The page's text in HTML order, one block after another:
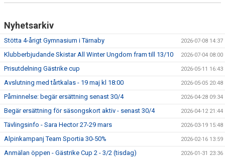
Nyhetsarkiv
Stötta 4-årigt Gymnasium i Tärnaby 2026-07-08 14:37
Klubberbjudande Skistar All Winter Ungdom fram till 13/10 2026-07-04 08:00
Prisutdelning Gästrike cup 2026-05-11 16:43
Avslutning med tårtkalas - 19 maj kl 18:00 2026-05-05 20:48
Påminnelse: begär ersättning senast 30/4 2026-04-28 09:34
Begär ersättning för säsongskort aktiv - senast 30/4 2026-04-12 21:44
Tävlingsinfo - Sara Hector 27-29 mars 2026-03-19 15:48
Alpinkampanj Team Sportia 30-50% 2026-02-16 13:59
Anmälan öppen - Gästrike Cup 2 - 3/2 (tisdag) 2026-01-31 23:36